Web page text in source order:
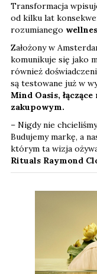
Transformacja
od kilku lat
rozumianego
Założony w
komunikuje się jako
również
są testowane już w
Mind Oasis,
zakupowym.
– Nigdy nie
Budujemy markę, a
którym ta wizja
Rituals Raymond